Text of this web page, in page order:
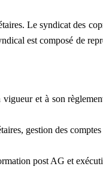
Le syndicat des
est composé de
et à son
gestion des
post AG et